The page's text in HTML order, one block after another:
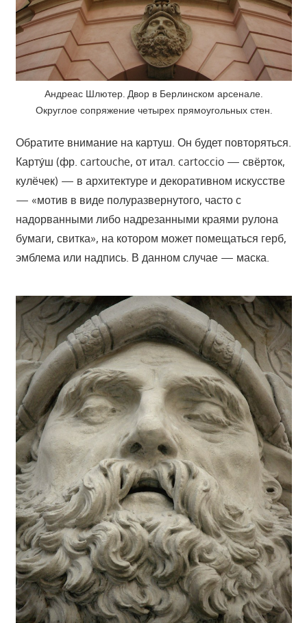
Андреас Шлютер. Двор в Берлинском арсенале.
Округлое сопряжение четырех прямоугольных стен.
Обратите внимание на картуш. Он будет повторяться.
Карту́ш (фр. cartouche, от итал. cartoccio — свёрток,
кулёчек) — в архитектуре и декоративном искусстве
— «мотив в виде полуразвернутого, часто с
надорванными либо надрезанными краями рулона
бумаги, свитка», на котором может помещаться герб,
эмблема или надпись. В данном случае — маска.